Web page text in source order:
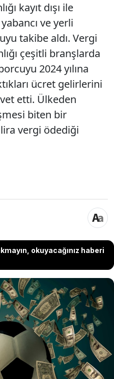
kayıt dışı ile
ve yerli
takibe aldı. Vergi
çeşitli branşlarda
2024 yılına
ücret gelirlerini
etti. Ülkeden
biten bir
vergi ödediği
okuyacağınız haberi
kayıt dışı ile mücadele
yerli toplam 4 bin 588
Denetim Kurulu
faaliyet gösteren 310
beyan dışı bıraktıkları
için izaha davet etti.
sözleşmesi biten bir